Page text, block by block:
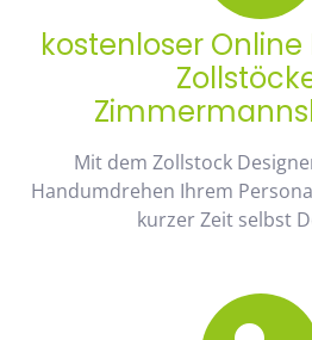
kostenloser
Mit dem Zollstock
Handumdrehen Ihrem
kurzer Zeit selbst